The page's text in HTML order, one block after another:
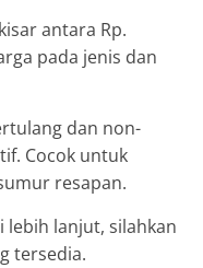
antara Rp.
pada jenis dan
dan non-
Cocok untuk
resapan.
lebih lanjut, silahkan
tersedia.